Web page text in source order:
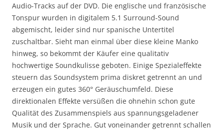
Audio-Tracks auf der DVD. Die englische und französische
Tonspur wurden in digitalem 5.1 Surround-Sound
abgemischt, leider sind nur spanische Untertitel
zuschaltbar. Sieht man einmal über diese kleine Manko
hinweg, so bekommt der Käufer eine qualitativ
hochwertige Soundkulisse geboten. Einige Spezialeffekte
steuern das Soundsystem prima diskret getrennt an und
erzeugen ein gutes 360° Geräuschumfeld. Diese
direktionalen Effekte versüßen die ohnehin schon gute
Qualität des Zusammenspiels aus spannungsgeladener
Musik und der Sprache. Gut voneinander getrennt schallen